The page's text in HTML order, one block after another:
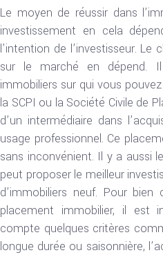
Le moyen de réussir dans
investissement en cela
l’intention de l’investisseur.
sur le marché en dépend.
immobiliers sur qui vous
la SCPI ou la Société Civile de
d’un intermédiaire dans
usage professionnel. Ce
sans inconvénient. Il y a aussi
peut proposer le meilleur
d’immobiliers neuf. Pour
placement immobilier, il est
compte quelques critères
longue durée ou saisonnière,